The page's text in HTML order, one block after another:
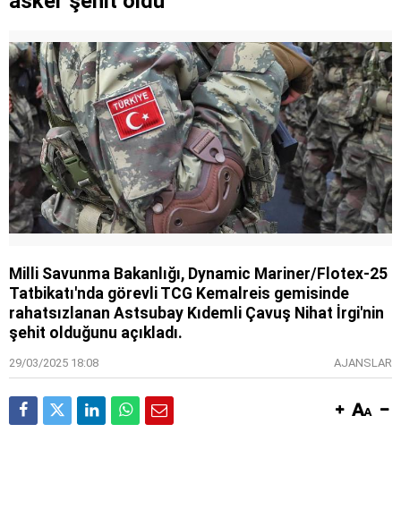
Milli Savunma Bakanlığı, Dynamic Mariner/Flotex-25
Tatbikatı'nda görevli TCG Kemalreis gemisinde
rahatsızlanan Astsubay Kıdemli Çavuş Nihat İrgi'nin
şehit olduğunu açıkladı.
29/03/2025 18:08 AJANSLAR